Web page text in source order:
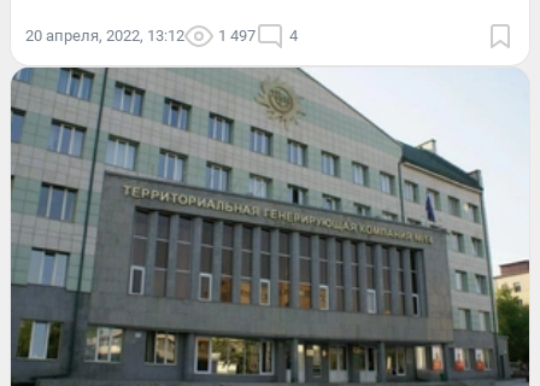
20 апреля, 2022, 13:12 1 497 4